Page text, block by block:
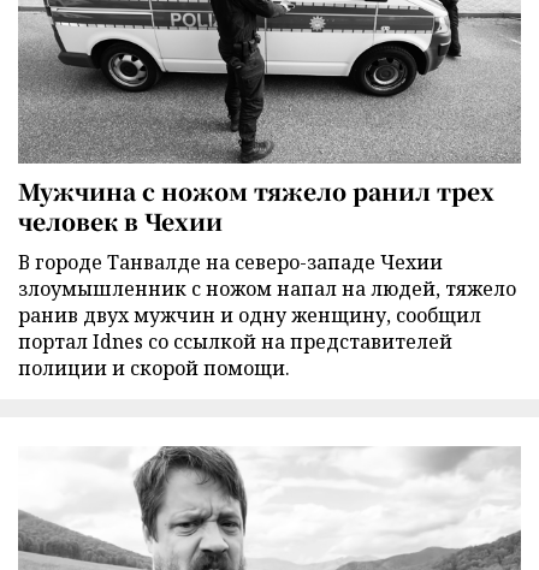
Мужчина с ножом тяжело ранил трех
человек в Чехии
В городе Танвалде на северо-западе Чехии
злоумышленник с ножом напал на людей, тяжело
ранив двух мужчин и одну женщину, сообщил
портал Idnes со ссылкой на представителей
полиции и скорой помощи.